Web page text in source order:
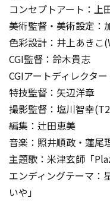
コンセプトアート：上
美術監督・美術設定：
色彩設計：井上あきこ
CGI監督：鈴木貴志
CGIアートディレクタ
特技監督：矢辺洋章
撮影監督：塩川智幸
編集：辻田恵美
音楽：照井順政・蓮尾
主題歌：米津玄師「
エンディングテーマ：
いや」